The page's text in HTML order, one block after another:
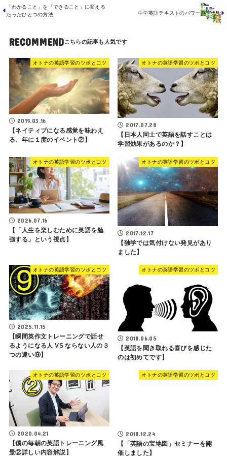
「わかること」を「できること」に変える
たったひとつの方法
中学英語テキストのパワー
RECOMMEND
オトナの英語学習のツボとコツ
2019.03.16
【ネイティブになる感覚を味わえ
る、年に１度のイベント②】
オトナの英語学習のツボとコツ
2017.07.28
【日本人同士で英語を話すことは
学習効果があるのか？】
オトナの英語学習のツボとコツ
2026.07.16
【「人生を楽しむために英語を勉
強する」という視点】
オトナの英語学習のツボとコツ
2017.12.17
【独学では気付けない発見があり
ました】
オトナの英語学習のツボとコツ
2025.11.15
【瞬間英作文トレーニングで話せ
るようになる人 VS ならない人の３
つの違い⑨】
オトナの英語学習のツボとコツ
2018.06.05
【英語を聞き取れる喜びを感じた
のは初めてです】
オトナの英語学習のツボとコツ
2020.04.21
【僕の毎朝の英語トレーニング風
景②詳しい内容解説】
オトナの英語学習のツボとコツ
2018.12.24
【「英語の宝地図」セミナーを開
催しました】